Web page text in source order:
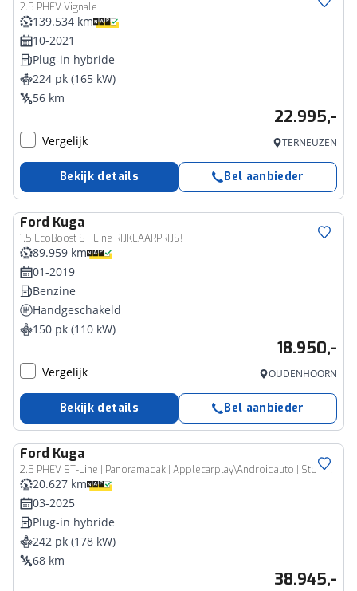
2.5 PHEV Vignale
139.534 km
10-2021
Plug-in hybride
224 pk (165 kW)
56 km
22.995,-
Vergelijk TERNEUZEN
Bekijk details Bel aanbieder
Ford Kuga
1.5 EcoBoost ST Line RIJKLAARPRIJS!
89.959 km
01-2019
Benzine
Handgeschakeld
150 pk (110 kW)
18.950,-
Vergelijk OUDENHOORN
Bekijk details Bel aanbieder
Ford Kuga
2.5 PHEV ST-Line | Panoramadak | Applecarplay\Androidauto | Stoelverwarming achter en voor |
20.627 km
03-2025
Plug-in hybride
242 pk (178 kW)
68 km
38.945,-